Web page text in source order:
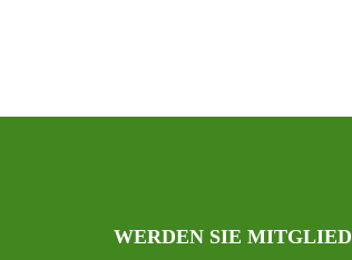
WERDEN SIE MITGLIED